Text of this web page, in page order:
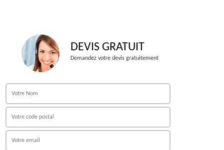
DEVIS GRATUIT
Demandez votre devis gratuitement